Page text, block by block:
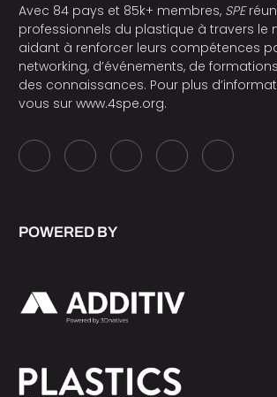
Avec 84 pays et 85k+ membres, SPE
professionnels du plastique à travers le
aidant à renforcer leurs compétences
networking, d’événements, de
des connaissances. Pour plus
vous sur www.4spe.org.
POWERED BY